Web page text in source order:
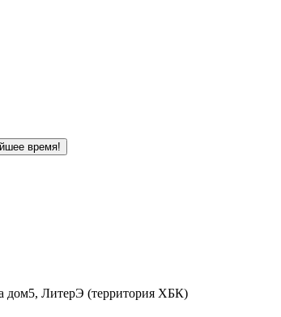
время!
дом5, ЛитерЭ (территория ХБК)